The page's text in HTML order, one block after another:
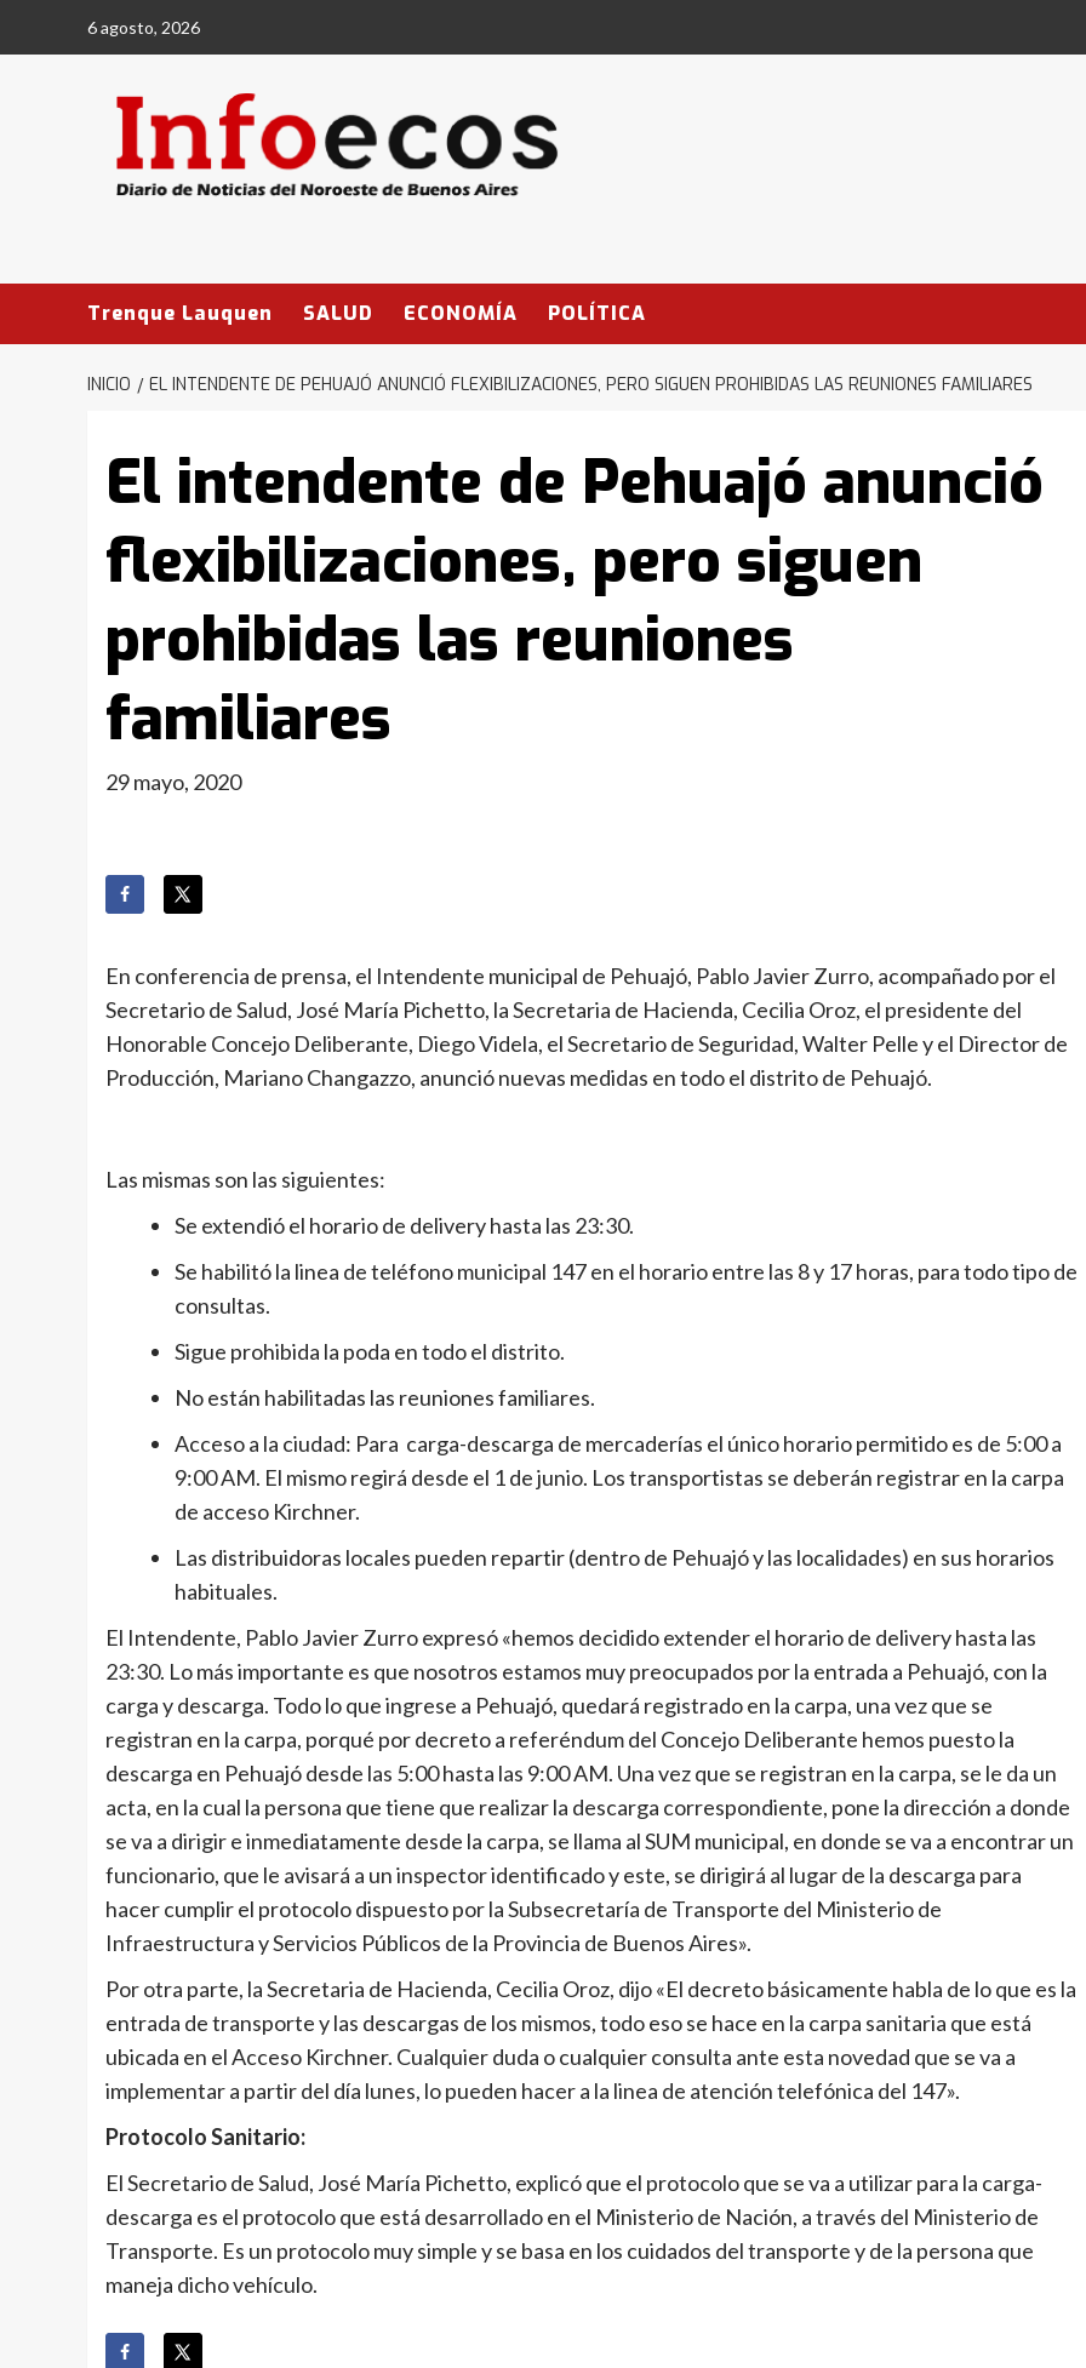
6 agosto, 2026
Trenque Lauquen SALUD ECONOMÍA POLÍTICA
INICIO EL INTENDENTE DE PEHUAJÓ ANUNCIÓ FLEXIBILIZACIONES, PERO SIGUEN PROHIBIDAS LAS REUNIONES FAMILIARES
El intendente de Pehuajó anunció
flexibilizaciones, pero siguen
prohibidas las reuniones
familiares
29 mayo, 2020
En conferencia de prensa, el Intendente municipal de Pehuajó, Pablo Javier Zurro, acompañado por el
Secretario de Salud, José María Pichetto, la Secretaria de Hacienda, Cecilia Oroz, el presidente del
Honorable Concejo Deliberante, Diego Videla, el Secretario de Seguridad, Walter Pelle y el Director de
Producción, Mariano Changazzo, anunció nuevas medidas en todo el distrito de Pehuajó.
Las mismas son las siguientes:
Se extendió el horario de delivery hasta las 23:30.
Se habilitó la linea de teléfono municipal 147 en el horario entre las 8 y 17 horas, para todo tipo de
consultas.
Sigue prohibida la poda en todo el distrito.
No están habilitadas las reuniones familiares.
Acceso a la ciudad: Para carga-descarga de mercaderías el único horario permitido es de 5:00 a
9:00 AM. El mismo regirá desde el 1 de junio. Los transportistas se deberán registrar en la carpa
de acceso Kirchner.
Las distribuidoras locales pueden repartir (dentro de Pehuajó y las localidades) en sus horarios
habituales.
El Intendente, Pablo Javier Zurro expresó «hemos decidido extender el horario de delivery hasta las
23:30. Lo más importante es que nosotros estamos muy preocupados por la entrada a Pehuajó, con la
carga y descarga. Todo lo que ingrese a Pehuajó, quedará registrado en la carpa, una vez que se
registran en la carpa, porqué por decreto a referéndum del Concejo Deliberante hemos puesto la
descarga en Pehuajó desde las 5:00 hasta las 9:00 AM. Una vez que se registran en la carpa, se le da un
acta, en la cual la persona que tiene que realizar la descarga correspondiente, pone la dirección a donde
se va a dirigir e inmediatamente desde la carpa, se llama al SUM municipal, en donde se va a encontrar un
funcionario, que le avisará a un inspector identificado y este, se dirigirá al lugar de la descarga para
hacer cumplir el protocolo dispuesto por la Subsecretaría de Transporte del Ministerio de
Infraestructura y Servicios Públicos de la Provincia de Buenos Aires».
Por otra parte, la Secretaria de Hacienda, Cecilia Oroz, dijo «El decreto básicamente habla de lo que es la
entrada de transporte y las descargas de los mismos, todo eso se hace en la carpa sanitaria que está
ubicada en el Acceso Kirchner. Cualquier duda o cualquier consulta ante esta novedad que se va a
implementar a partir del día lunes, lo pueden hacer a la linea de atención telefónica del 147».
Protocolo Sanitario:
El Secretario de Salud, José María Pichetto, explicó que el protocolo que se va a utilizar para la carga-
descarga es el protocolo que está desarrollado en el Ministerio de Nación, a través del Ministerio de
Transporte. Es un protocolo muy simple y se basa en los cuidados del transporte y de la persona que
maneja dicho vehículo.